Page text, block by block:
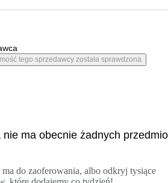
tego sprzedawcy została sprawdzona
nie ma obecnie żadnych
do zaoferowania, albo odkryj tysiące